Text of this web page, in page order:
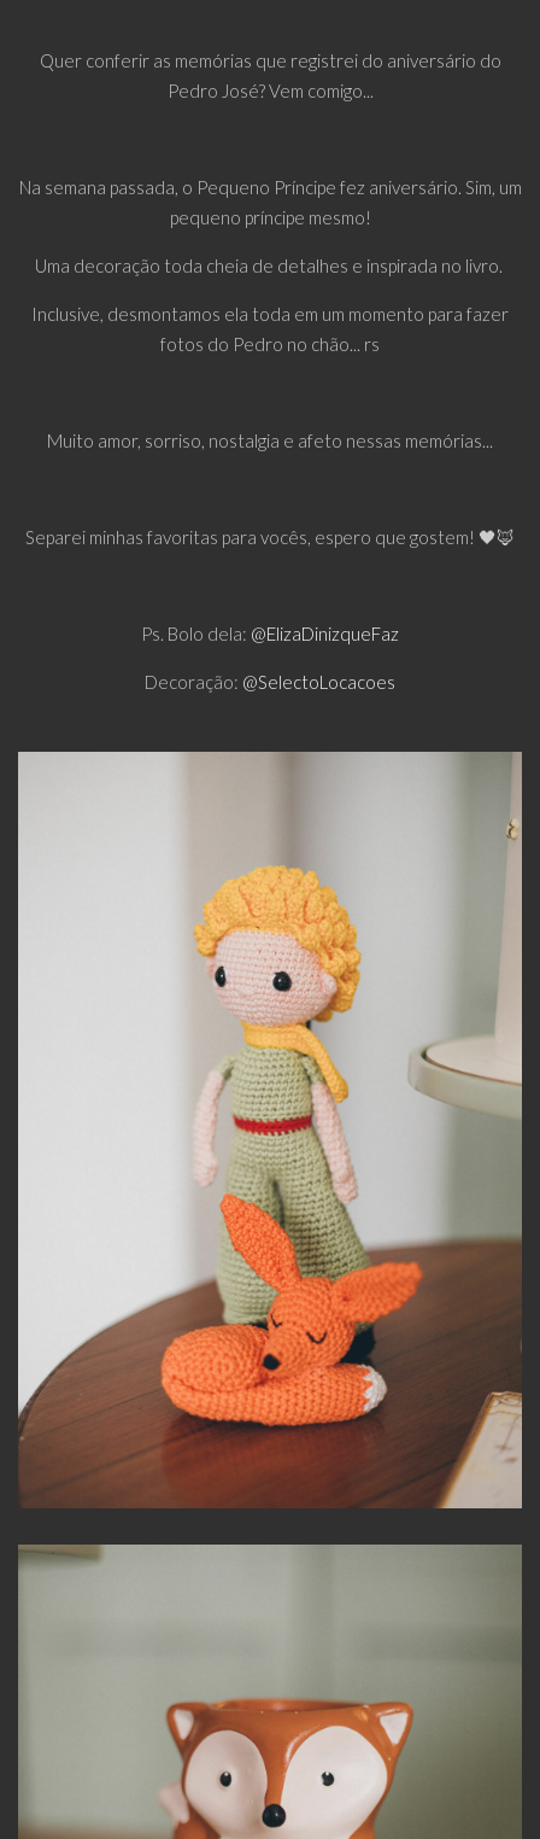
Quer conferir as memórias que registrei do aniversário do
Pedro José? Vem comigo...
Na semana passada, o Pequeno Príncipe fez aniversário. Sim, um
pequeno príncipe mesmo!
Uma decoração toda cheia de detalhes e inspirada no livro.
Inclusive, desmontamos ela toda em um momento para fazer
fotos do Pedro no chão... rs
Muito amor, sorriso, nostalgia e afeto nessas memórias...
Separei minhas favoritas para vocês, espero que gostem! 🖤🦊
Ps. Bolo dela: @ElizaDinizqueFaz
Decoração: @SelectoLocacoes